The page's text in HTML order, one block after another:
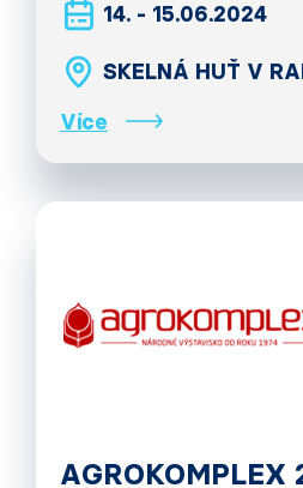
14. - 15.06.2024
SKELNÁ HUŤ V
Více
AGROKOMPLEX